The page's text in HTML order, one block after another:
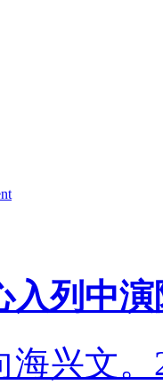
入列中
海兴文